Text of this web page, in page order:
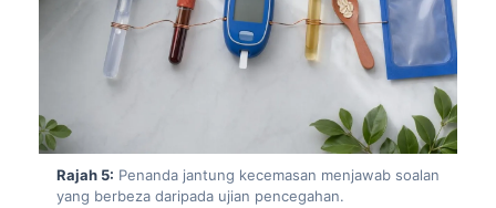
Rajah 5: Penanda jantung kecemasan menjawab soalan
yang berbeza daripada ujian pencegahan.
Українська
O‘zbekcha
Қазақ тілі
Suomi
Hrvatski